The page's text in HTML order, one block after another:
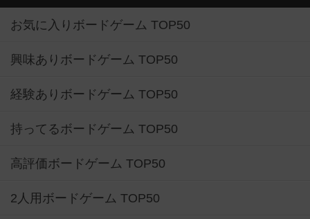
お気に入りボードゲーム TOP50
興味ありボードゲーム TOP50
経験ありボードゲーム TOP50
持ってるボードゲーム TOP50
高評価ボードゲーム TOP50
2人用ボードゲーム TOP50